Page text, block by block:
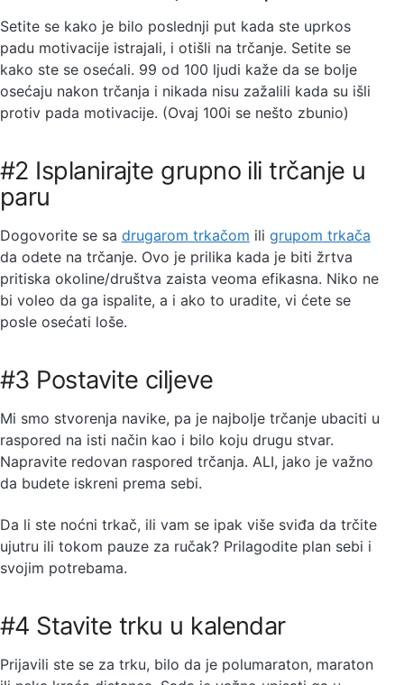
Setite se kako je bilo poslednji put kada ste uprkos
padu motivacije istrajali, i otišli na trčanje. Setite se
kako ste se osećali. 99 od 100 ljudi kaže da se bolje
osećaju nakon trčanja i nikada nisu zažalili kada su išli
protiv pada motivacije. (Ovaj 100i se nešto zbunio)
#2 Isplanirajte grupno ili trčanje u
paru
Dogovorite se sa drugarom trkačom ili grupom trkača
da odete na trčanje. Ovo je prilika kada je biti žrtva
pritiska okoline/društva zaista veoma efikasna. Niko ne
bi voleo da ga ispalite, a i ako to uradite, vi ćete se
posle osećati loše.
#3 Postavite ciljeve
Mi smo stvorenja navike, pa je najbolje trčanje ubaciti u
raspored na isti način kao i bilo koju drugu stvar.
Napravite redovan raspored trčanja. ALI, jako je važno
da budete iskreni prema sebi.
Da li ste noćni trkač, ili vam se ipak više sviđa da trčite
ujutru ili tokom pauze za ručak? Prilagodite plan sebi i
svojim potrebama.
#4 Stavite trku u kalendar
Prijavili ste se za trku, bilo da je polumaraton, maraton